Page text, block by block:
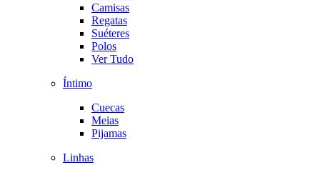
Camisas
Regatas
Suéteres
Polos
Ver Tudo
Íntimo
Cuecas
Meias
Pijamas
Linhas